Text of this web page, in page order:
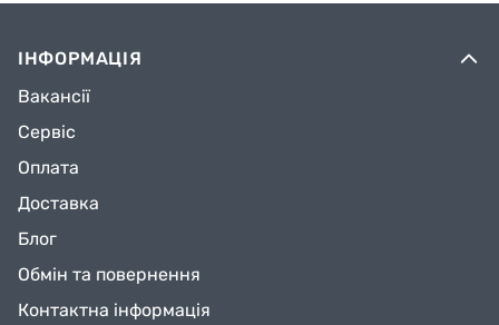
ІНФОРМАЦІЯ
Вакансії
Сервіс
Оплата
Доставка
Блог
Обмін та повернення
Контактна інформація